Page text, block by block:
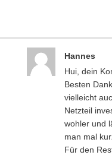
Hannes
Hui, dein
Besten
vielleicht
Netzteil
wohler und
man mal
Für den